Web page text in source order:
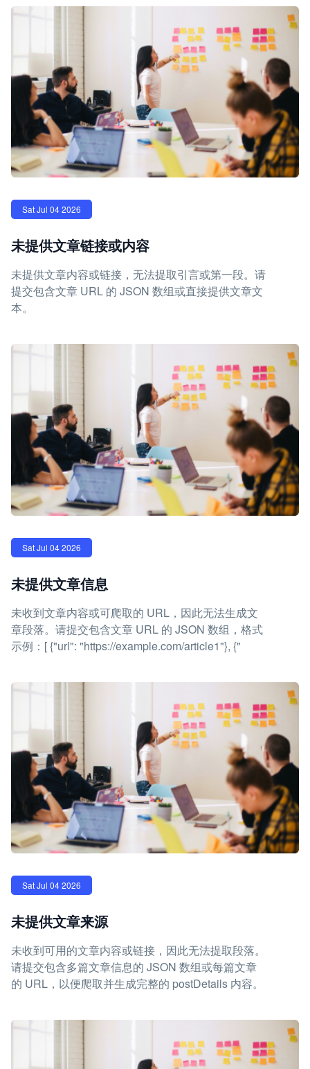
Sat Jul 04 2026
未提供文章链接或内容
未提供文章内容或链接，无法提取引言或第一段。请
提交包含文章 URL 的 JSON 数组或直接提供文章文
本。
Sat Jul 04 2026
未提供文章信息
未收到文章内容或可爬取的 URL，因此无法生成文
章段落。请提交包含文章 URL 的 JSON 数组，格式
示例：[ {"url": "https://example.com/article1"}, {"
Sat Jul 04 2026
未提供文章来源
未收到可用的文章内容或链接，因此无法提取段落。
请提交包含多篇文章信息的 JSON 数组或每篇文章
的 URL，以便爬取并生成完整的 postDetails 内容。